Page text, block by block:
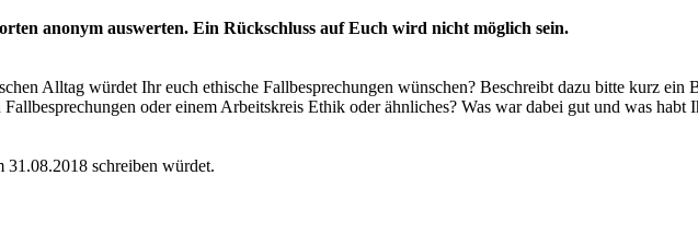
anonym auswerten. Ein Rückschluss auf Euch wird nicht möglich sein.
Alltag würdet Ihr euch ethische Fallbesprechungen wünschen? Beschreibt dazu bitte kurz ein
oder einem Arbeitskreis Ethik oder ähnliches? Was war dabei gut und was habt
schreiben würdet.